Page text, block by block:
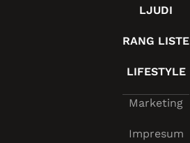
LJUDI
RANG LISTE
LIFESTYLE
Marketing
Impresum